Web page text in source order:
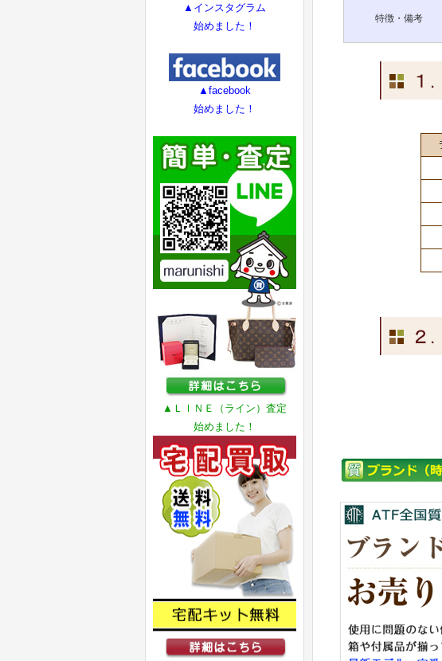
▲インスタグラム
始めました！
▲facebook
始めました！
▲ＬＩＮＥ（ライン）査定
始めました！
特徴・備考